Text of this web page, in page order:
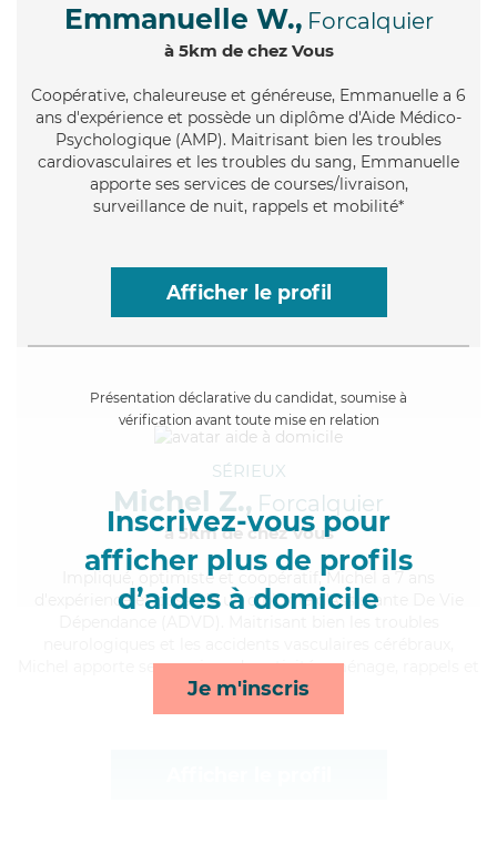
Emmanuelle W., Forcalquier
à 5km de chez Vous
Coopérative, chaleureuse et généreuse, Emmanuelle a 6
ans d'expérience et possède un diplôme d'Aide Médico-
Psychologique (AMP). Maitrisant bien les troubles
cardiovasculaires et les troubles du sang, Emmanuelle
apporte ses services de courses/livraison,
surveillance de nuit, rappels et mobilité*
Afficher le profil
Présentation déclarative du candidat, soumise à
vérification avant toute mise en relation
Inscrivez-vous pour
afficher plus de profils
d’aides à domicile
Je m'inscris
SÉRIEUX
Michel Z., Forcalquier
à 5km de chez Vous
, optimiste et coopératif, Michel a 7 ans
d'expérience et possède un diplôme d'Assistante De Vie
Michel apporte ses services de activités, ménage, rappels et
toilette/habillage*